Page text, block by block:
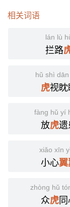
相关词语
lán lù
拦路
hǔ shì
虎视
fàng hǔ yí
放虎遗
xiǎo xīn
小心翼
zhòng hǔ
众虎